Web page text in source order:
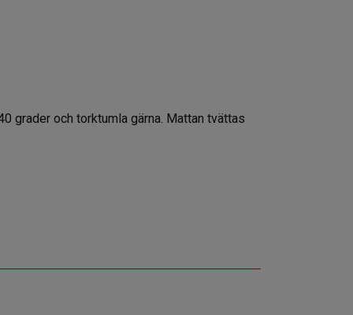
grader och torktumla gärna. Mattan tvättas